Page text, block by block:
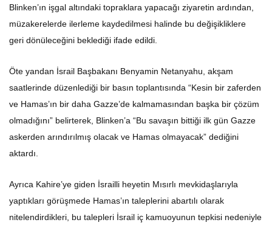
Blinken’ın işgal altındaki topraklara yapacağı ziyaretin ardından,
müzakerelerde ilerleme kaydedilmesi halinde bu değişikliklere
geri dönüleceğini beklediği ifade edildi.
Öte yandan İsrail Başbakanı Benyamin Netanyahu, akşam
saatlerinde düzenlediği bir basın toplantısında “Kesin bir zaferden
ve Hamas’ın bir daha Gazze’de kalmamasından başka bir çözüm
olmadığını” belirterek, Blinken’a “Bu savaşın bittiği ilk gün Gazze
askerden arındırılmış olacak ve Hamas olmayacak” dediğini
aktardı.
Ayrıca Kahire’ye giden İsrailli heyetin Mısırlı mevkidaşlarıyla
yaptıkları görüşmede Hamas’ın taleplerini abartılı olarak
nitelendirdikleri, bu talepleri İsrail iç kamuoyunun tepkisi nedeniyle